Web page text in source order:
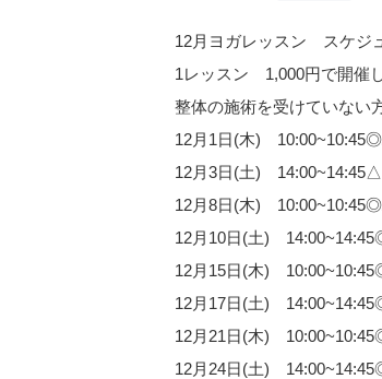
12月ヨガレッスン スケジ
1レッスン 1,000円で開催
整体の施術を受けていない
12月1日(木)
12月3日(土) 14:00~14:45△
12月8日(木)
12月10日(土)
12月15日(木)
12月17日(土)
12月21日(木)
12月24日(土)